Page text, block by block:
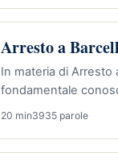
Arresto a
In materia di Arresto
fondamentale
20 min3935 parole